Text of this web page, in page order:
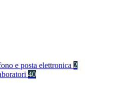
e posta elettronica 2
40